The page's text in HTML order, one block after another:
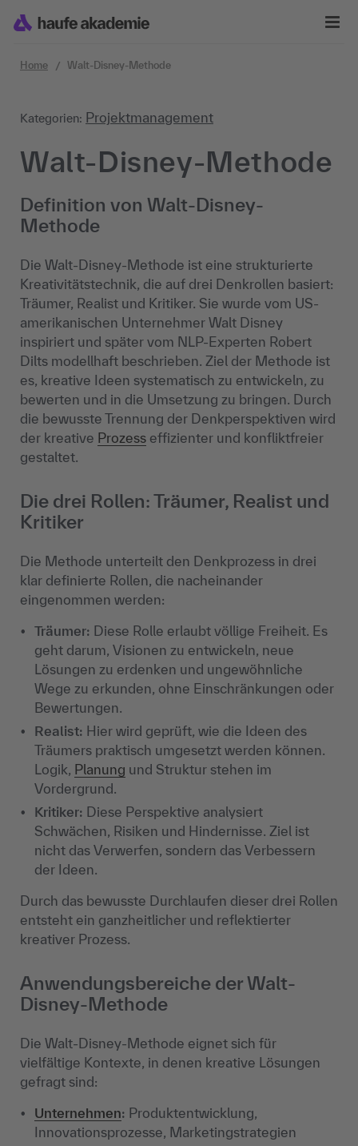
Home Walt-Disney-Methode
Kategorien: Projektmanagement
Walt-Disney-Methode
Definition von Walt-Disney-
Methode
Die Walt-Disney-Methode ist eine strukturierte
Kreativitätstechnik, die auf drei Denkrollen basiert:
Träumer, Realist und Kritiker. Sie wurde vom US-
amerikanischen Unternehmer Walt Disney
inspiriert und später vom NLP-Experten Robert
Dilts modellhaft beschrieben. Ziel der Methode ist
es, kreative Ideen systematisch zu entwickeln, zu
bewerten und in die Umsetzung zu bringen. Durch
die bewusste Trennung der Denkperspektiven wird
der kreative Prozess effizienter und konfliktfreier
gestaltet.
Die drei Rollen: Träumer, Realist und
Kritiker
Die Methode unterteilt den Denkprozess in drei
klar definierte Rollen, die nacheinander
eingenommen werden:
Träumer: Diese Rolle erlaubt völlige Freiheit. Es
geht darum, Visionen zu entwickeln, neue
Lösungen zu erdenken und ungewöhnliche
Wege zu erkunden, ohne Einschränkungen oder
Bewertungen.
Realist: Hier wird geprüft, wie die Ideen des
Träumers praktisch umgesetzt werden können.
Logik, Planung und Struktur stehen im
Vordergrund.
Kritiker: Diese Perspektive analysiert
Schwächen, Risiken und Hindernisse. Ziel ist
nicht das Verwerfen, sondern das Verbessern
der Ideen.
Durch das bewusste Durchlaufen dieser drei Rollen
entsteht ein ganzheitlicher und reflektierter
kreativer Prozess.
Anwendungsbereiche der Walt-
Disney-Methode
Die Walt-Disney-Methode eignet sich für
vielfältige Kontexte, in denen kreative Lösungen
gefragt sind:
Unternehmen: Produktentwicklung,
Innovationsprozesse, Marketingstrategien